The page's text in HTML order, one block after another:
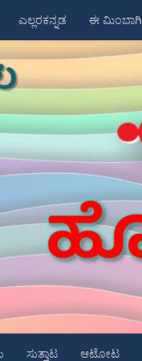
ಎಲ್ಲರಕನ್ನಡ ಈ
ಸುತ್ತಾಟ ಆಟೋಟ